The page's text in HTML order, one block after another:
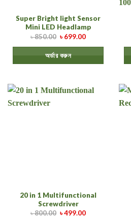
Super Bright light Sensor
Mini LED Headlamp
৳850.00 ৳699.00
অর্ডার করুন
20 in 1 Multifunctional
Screwdriver
৳800.00 ৳499.00